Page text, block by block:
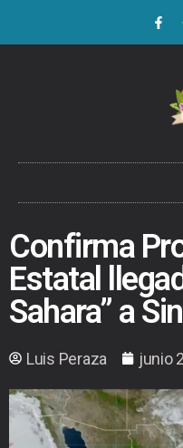
Confirma
Estatal
Sahara” a
Luis Peraza junio